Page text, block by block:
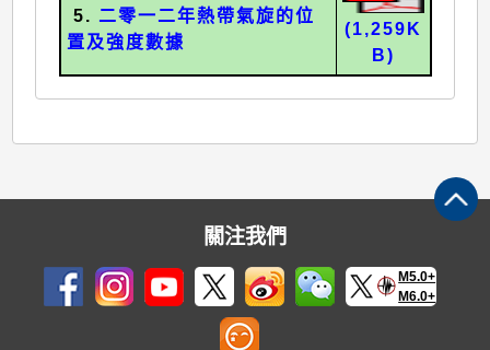
5. 二零一二年熱帶氣旋的位
置及強度數據
(1,259K
B)
關注我們
M5.0+
M6.0+